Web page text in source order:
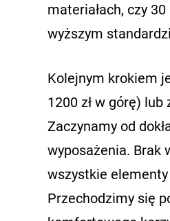
materiałach, czy
wyższym
Kolejnym krokiem
1200 zł w górę)
Zaczynamy od
wyposażenia. Brak
wszystkie
Przechodzimy się